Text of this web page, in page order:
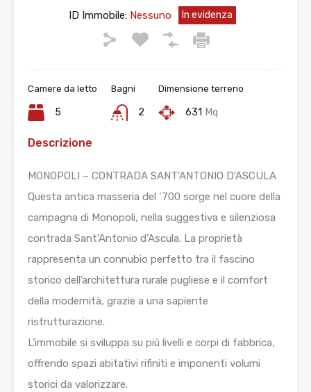
ID Immobile:Nessuno In evidenza
Camere da letto
5
Bagni
2
Dimensione terreno
631 Mq
Descrizione
MONOPOLI – CONTRADA SANT’ANTONIO D’ASCULA
Questa antica masseria del ‘700 sorge nel cuore della
campagna di Monopoli, nella suggestiva e silenziosa
contrada Sant’Antonio d’Ascula. La proprietà
rappresenta un connubio perfetto tra il fascino
storico dell’architettura rurale pugliese e il comfort
della modernità, grazie a una sapiente
ristrutturazione.
L’immobile si sviluppa su più livelli e corpi di fabbrica,
offrendo spazi abitativi rifiniti e imponenti volumi
storici da valorizzare.